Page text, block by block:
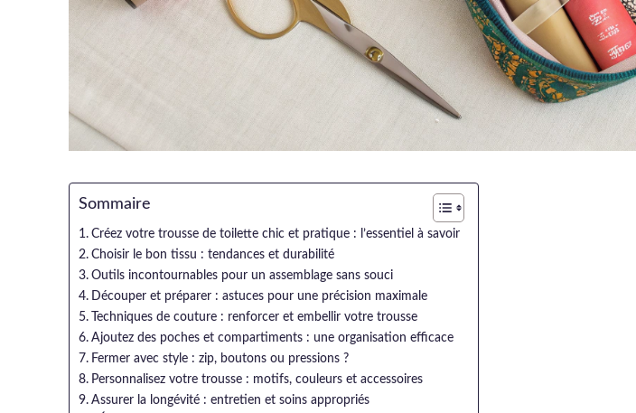
Sommaire
Créez votre trousse de toilette chic et pratique : l’essentiel à savoir
Choisir le bon tissu : tendances et durabilité
Outils incontournables pour un assemblage sans souci
Découper et préparer : astuces pour une précision maximale
Techniques de couture : renforcer et embellir votre trousse
Ajoutez des poches et compartiments : une organisation efficace
Fermer avec style : zip, boutons ou pressions ?
Personnalisez votre trousse : motifs, couleurs et accessoires
Assurer la longévité : entretien et soins appropriés